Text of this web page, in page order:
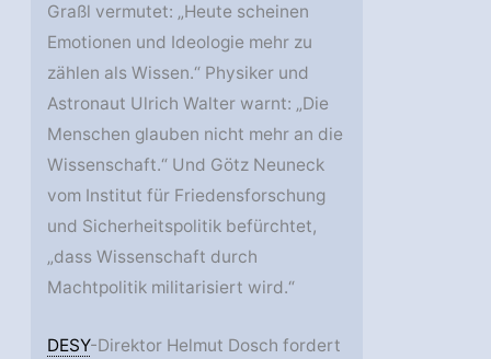
Graßl vermutet: „Heute scheinen
Emotionen und Ideologie mehr zu
zählen als Wissen.“ Physiker und
Astronaut Ulrich Walter warnt: „Die
Menschen glauben nicht mehr an die
Wissenschaft.“ Und Götz Neuneck
vom Institut für Friedensforschung
und Sicherheitspolitik befürchtet,
„dass Wissenschaft durch
Machtpolitik militarisiert wird.“
DESY-Direktor Helmut Dosch fordert